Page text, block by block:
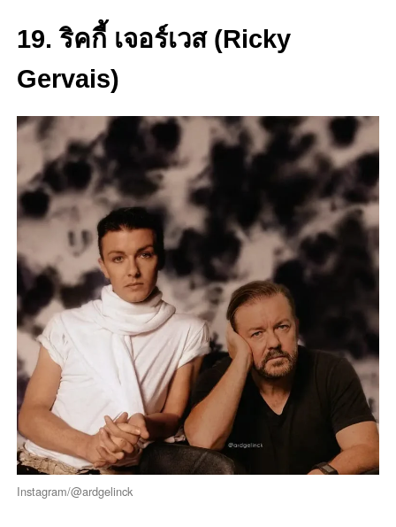
19. ริคกี้ เจอร์เวส (Ricky
Gervais)
Instagram/@ardgelinck